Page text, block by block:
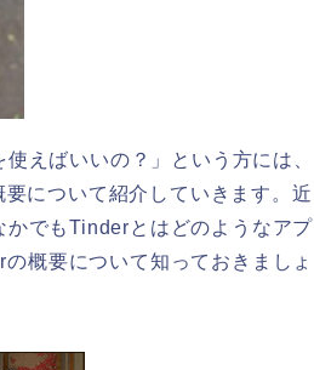
えばいいの？」という方には、
について紹介していきます。近
でもTinderとはどのようなアプ
概要について知っておきましょ